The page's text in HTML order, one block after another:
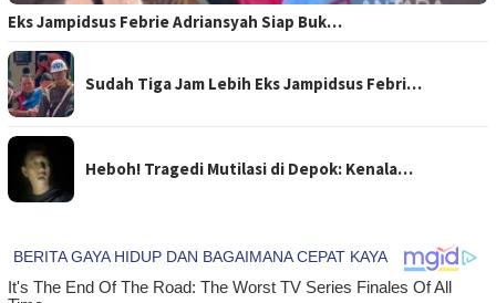
Eks Jampidsus Febrie Adriansyah Siap Buk…
Sudah Tiga Jam Lebih Eks Jampidsus Febri…
Heboh! Tragedi Mutilasi di Depok: Kenala…